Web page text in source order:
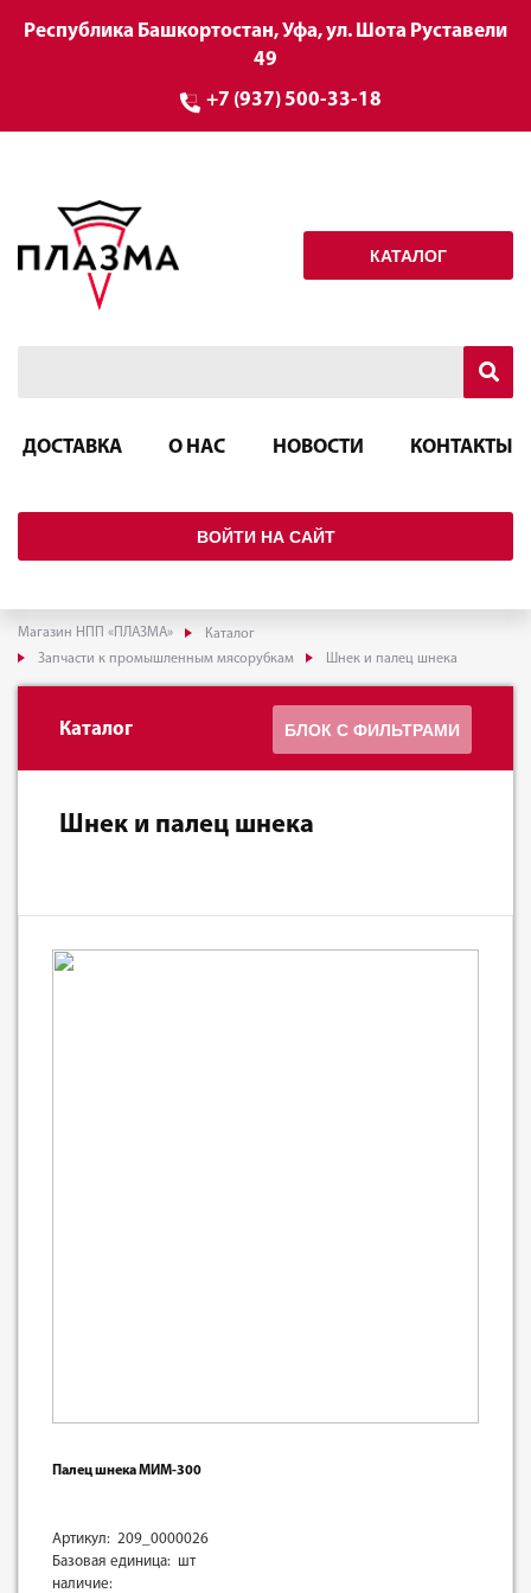
Республика Башкортостан, Уфа, ул. Шота Руставели
49
+7 (937) 500-33-18
КАТАЛОГ
ДОСТАВКА О НАС НОВОСТИ КОНТАКТЫ
ВОЙТИ НА САЙТ
Магазин НПП «ПЛАЗМА»
Каталог
Запчасти к промышленным мясорубкам
Шнек и палец шнека
Каталог БЛОК С ФИЛЬТРАМИ
Шнек и палец шнека
Палец шнека МИМ-300
Артикул: 209_0000026
Базовая единица: шт
наличие: